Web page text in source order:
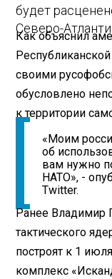
будет
Северо-
Как объяснил
своими
обусловлено
к территории
«Моим
об
вам нужно
НАТО», -
Twitter.
Ранее Владимир
тактического
построят к 1
комплекс